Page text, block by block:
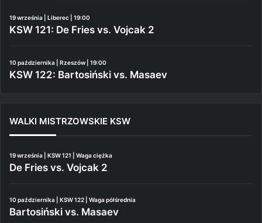
19 września | Liberec | 19:00
KSW 121: De Fries vs. Vojcak 2
10 października | Rzeszów | 19:00
KSW 122: Bartosiński vs. Masaev
WALKI MISTRZOWSKIE KSW
19 września | KSW 121 | Waga ciężka
De Fries vs. Vojcak 2
10 października | KSW 122 | Waga półśrednia
Bartosiński vs. Masaev